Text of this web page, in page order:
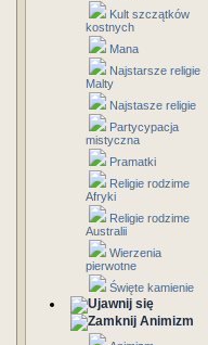
Kult szczątków
kostnych
Mana
Najstarsze religie
Malty
Najstasze religie
Partycypacja
mistyczna
Pramatki
Religie rodzime
Afryki
Religie rodzime
Australii
Wierzenia
pierwotne
Święte kamienie
Animizm